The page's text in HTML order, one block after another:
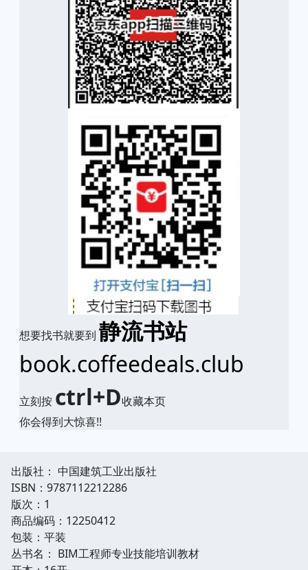
想要找书就要到 静流书站
book.coffeedeals.club
立刻按 ctrl+D收藏本页
你会得到大惊喜!!
出版社： 中国建筑工业出版社
ISBN：9787112212286
版次：1
商品编码：12250412
包装：平装
丛书名： BIM工程师专业技能培训教材